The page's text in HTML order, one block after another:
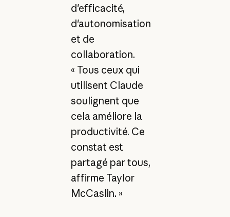
d'efficacité,
d'autonomisation
et de
collaboration.
« Tous ceux qui
utilisent Claude
soulignent que
cela améliore la
productivité. Ce
constat est
partagé par tous,
affirme Taylor
McCaslin. »